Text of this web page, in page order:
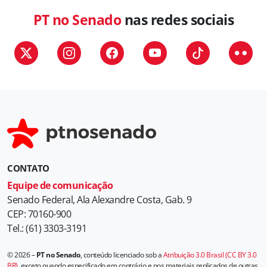
PT no Senadonas redes sociais
CONTATO
Equipe de comunicação
Senado Federal, Ala Alexandre Costa, Gab. 9
CEP: 70160-900
Tel.: (61) 3303-3191
© 2026 –PT no Senado, conteúdo licenciado sob aAtribuição 3.0 Brasil (CC BY 3.0